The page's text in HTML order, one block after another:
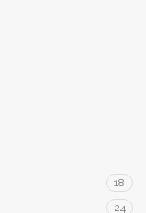
18
24